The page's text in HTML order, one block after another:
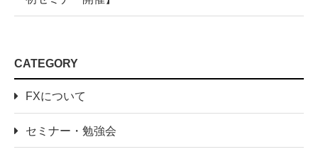
CATEGORY
FXについて
セミナー・勉強会